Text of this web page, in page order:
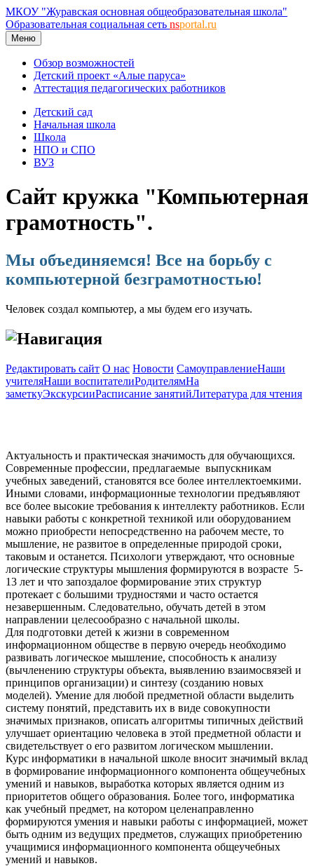
МКОУ "Журавская основная общеобразовательная школа"
Образовательная социальная сеть nsportal.ru
Меню
Обзор возможностей
Детский проект «Алые паруса»
Аттестация педагогических работников
Детский сад
Начальная школа
Школа
НПО и СПО
ВУЗ
Сайт кружка "Компьютерная
грамотность".
Мы объединяемся! Все на борьбу с
компьютерной безграмотностью!
Человек создал компьютер, а мы будем его изучать.
Навигация
Редактировать сайт О нас Новости СамоуправлениеНаши
учителяНаши воспитателиРодителямНа
заметкуЭкскурсииРасписание занятийЛитература для чтения
Актуальность и практическая значимость для обучающихся.
Современные профессии, предлагаемые выпускникам
учебных заведений, становятся все более интеллектоемкими.
Иными словами, информационные технологии предъявляют
все более высокие требования к интеллекту работников. Если
навыки работы с конкретной техникой или оборудованием
можно приобрести непосредственно на рабочем месте, то
мышление, не развитое в определенные природой сроки,
таковым и останется. Психологи утверждают, что основные
логические структуры мышления формируются в возрасте 5-
13 лет и что запоздалое формирование этих структур
протекает с большими трудностями и часто остается
незавершенным. Следовательно, обучать детей в этом
направлении целесообразно с начальной школы.
Для подготовки детей к жизни в современном
информационном обществе в первую очередь необходимо
развивать логическое мышление, способность к анализу
(вычленению структуры объекта, выявлению взаимосвязей и
принципов организации) и синтезу (созданию новых
моделей). Умение для любой предметной области выделить
систему понятий, представить их в виде совокупности
значимых признаков, описать алгоритмы типичных действий
улучшает ориентацию человека в этой предметной области и
свидетельствует о его развитом логическом мышлении.
Курс информатики в начальной школе вносит значимый вклад
в формирование информационного компонента общеучебных
умений и навыков, выработка которых является одним из
приоритетов общего образования. Более того, информатика
как учебный предмет, на котором целенаправленно
формируются умения и навыки работы с информацией, может
быть одним из ведущих предметов, служащих приобретению
учащимися информационного компонента общеучебных
умений и навыков.